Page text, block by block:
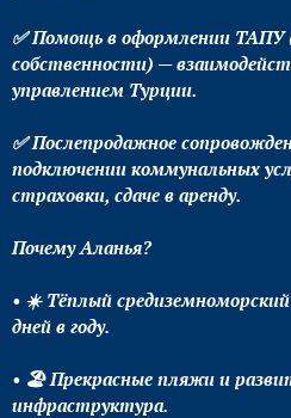
✅ Помощь в оформлении ТАПУ
собственности) —
управлением Турции.
✅ Послепродажное
подключении коммунальных
страховки, сдаче в аренду.
Почему Аланья?
• ☀️ Тёплый
дней в году.
• 🏖️ Прекрасные пляжи и
инфраструктура.